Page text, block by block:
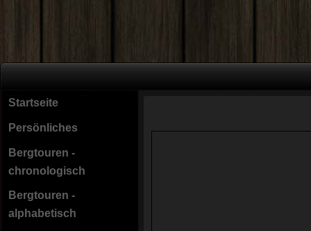
Startseite
Persönliches
Bergtouren -
chronologisch
Bergtouren -
alphabetisch